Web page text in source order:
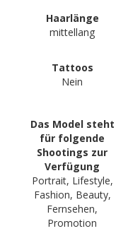
Haarlänge
mittellang
Tattoos
Nein
Das Model steht
für folgende
Shootings zur
Verfügung
Portrait, Lifestyle,
Fashion, Beauty,
Fernsehen,
Promotion